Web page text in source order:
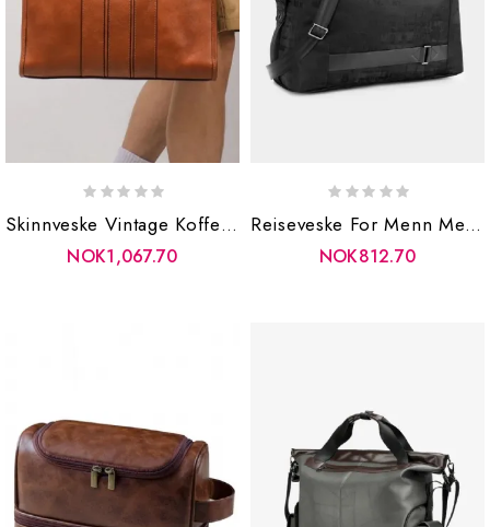
Skinnveske Vintage Koffertveske For Menn Lett Bærbar Veske Mann Messenger Bag
NOK1,067.70
Reiseveske For Menn Med Stor Kapasitet Utendørs Oxford Vanntett For
NOK812.70